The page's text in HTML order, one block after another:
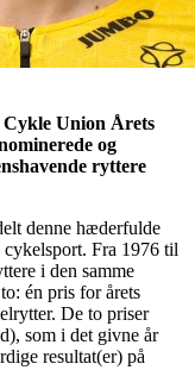
Union Årets
og
ryttere
denne hæderfulde
cykelsport. Fra 1976 til
i den samme
én pris for årets
De to priser
som i det givne år
resultat(er) på